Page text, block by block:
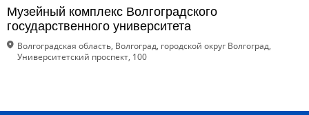
Музейный комплекс Волгоградского
государственного университета
Волгоградская область, Волгоград, городской округ Волгоград,
Университетский проспект, 100